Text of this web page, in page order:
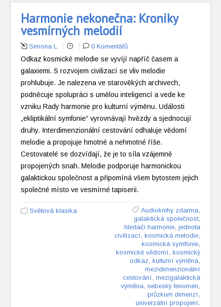
Harmonie nekonečna: Kroniky
vesmírných melodií
Simona L. 0 Komentářů
Odkaz kosmické melodie se vyvíjí napříč časem a
galaxiemi. S rozvojem civilizací se vliv melodie
prohlubuje. Je nalezena ve starověkých archivech,
podněcuje spolupráci s umělou inteligencí a vede ke
vzniku Rady harmonie pro kulturní výměnu. Události
„ekliptikální symfonie“ vyrovnávají hvězdy a sjednocují
druhy. Interdimenzionální cestování odhaluje vědomí
melodie a propojuje hmotné a nehmotné říše.
Cestovatelé se dozvídají, že je to síla vzájemně
propojených snah. Melodie podporuje harmonickou
galaktickou společnost a připomíná všem bytostem jejich
společné místo ve vesmírné tapiserii.
Světová klasika Audioknihy zdarma,
galaktická společnost,
hledači harmonie, jednota
civilizací , kosmická melodie,
kosmická symfonie,
kosmické vědomí , kosmický
odkaz , kulturní výměna,
mezidimenzionální
cestování , mezigalaktická
výměna, nebeský fenomén ,
průzkum dimenzí ,
univerzální propojení ,